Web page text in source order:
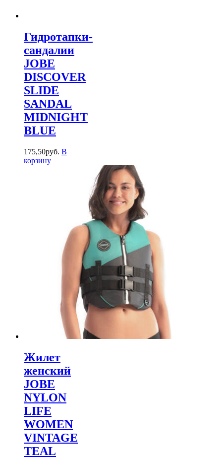
Гидротапки-
сандалии
JOBE
DISCOVER
SLIDE
SANDAL
MIDNIGHT
BLUE
175,50руб. В
корзину
Жилет
женский
JOBE
NYLON
LIFE
WOMEN
VINTAGE
TEAL